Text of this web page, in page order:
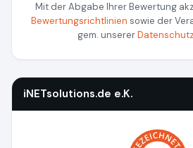
Mit der Abgabe Ihrer Bewertung
Bewertungsrichtlinien sowie der
gem. unserer
iNETsolutions.de e.K.